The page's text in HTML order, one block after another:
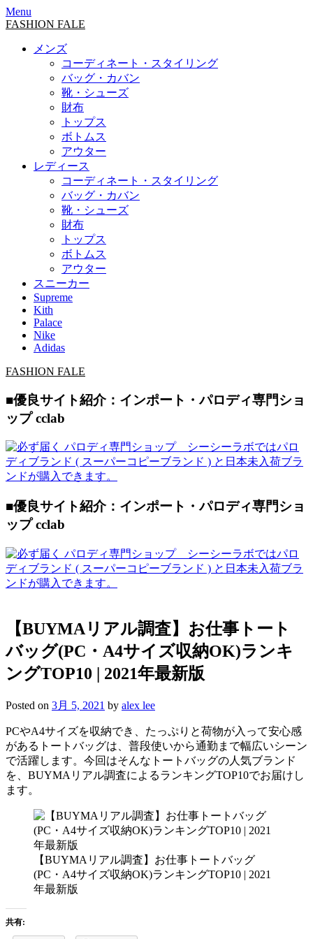
Menu
FASHION FALE
メンズ
コーディネート・スタイリング
バッグ・カバン
靴・シューズ
財布
トップス
ボトムス
アウター
レディース
コーディネート・スタイリング
バッグ・カバン
靴・シューズ
財布
トップス
ボトムス
アウター
スニーカー
Supreme
Kith
Palace
Nike
Adidas
FASHION FALE
■優良サイト紹介：インポート・パロディ専門ショ
ップ cclab
■優良サイト紹介：インポート・パロディ専門ショ
ップ cclab
【BUYMAリアル調査】お仕事トート
バッグ(PC・A4サイズ収納OK)ランキ
ングTOP10 | 2021年最新版
Posted on 3月 5, 2021 by alex lee
PCやA4サイズを収納でき、たっぷりと荷物が入って安心感
があるトートバッグは、普段使いから通勤まで幅広いシーン
で活躍します。今回はそんなトートバッグの人気ブランド
を、BUYMAリアル調査によるランキングTOP10でお届けし
ます。
【BUYMAリアル調査】お仕事トートバッグ
(PC・A4サイズ収納OK)ランキングTOP10 | 2021
年最新版
共有: